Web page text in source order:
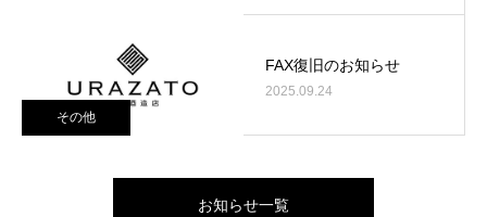
その他
FAX復旧のお知らせ
2025.09.24
お知らせ一覧